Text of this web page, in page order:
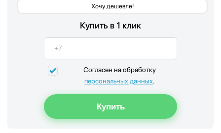
Хочу дешевле!
Купить в 1 клик
Согласен на обработку
персональных данных.